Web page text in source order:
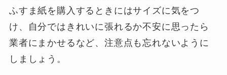
ふすま紙を購入するときにはサイズに気をつ
け、自分ではきれいに張れるか不安に思ったら
業者にまかせるなど、注意点も忘れないように
しましょう。